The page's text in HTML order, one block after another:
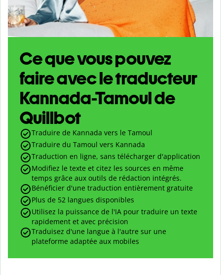
Ce que vous pouvez
faire avec le traducteur
Kannada-Tamoul de
Quillbot
Traduire de Kannada vers le Tamoul
Traduire du Tamoul vers Kannada
Traduction en ligne, sans télécharger d'application
Modifiez le texte et citez les sources en même
temps grâce aux outils de rédaction intégrés.
Bénéficier d'une traduction entièrement gratuite
Plus de 52 langues disponibles
Utilisez la puissance de l'IA pour traduire un texte
rapidement et avec précision
Traduisez d'une langue à l'autre sur une
plateforme adaptée aux mobiles